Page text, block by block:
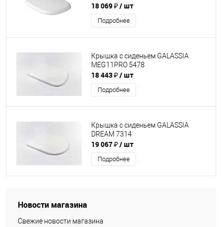
18 069 ₽/ шт
Подробнее
Крышка с сиденьем GALASSIA
MEG11PRO 5478
18 443 ₽/ шт
Подробнее
Крышка с сиденьем GALASSIA
DREAM 7314
19 067 ₽/ шт
Подробнее
Новости магазина
Свежие новости магазина